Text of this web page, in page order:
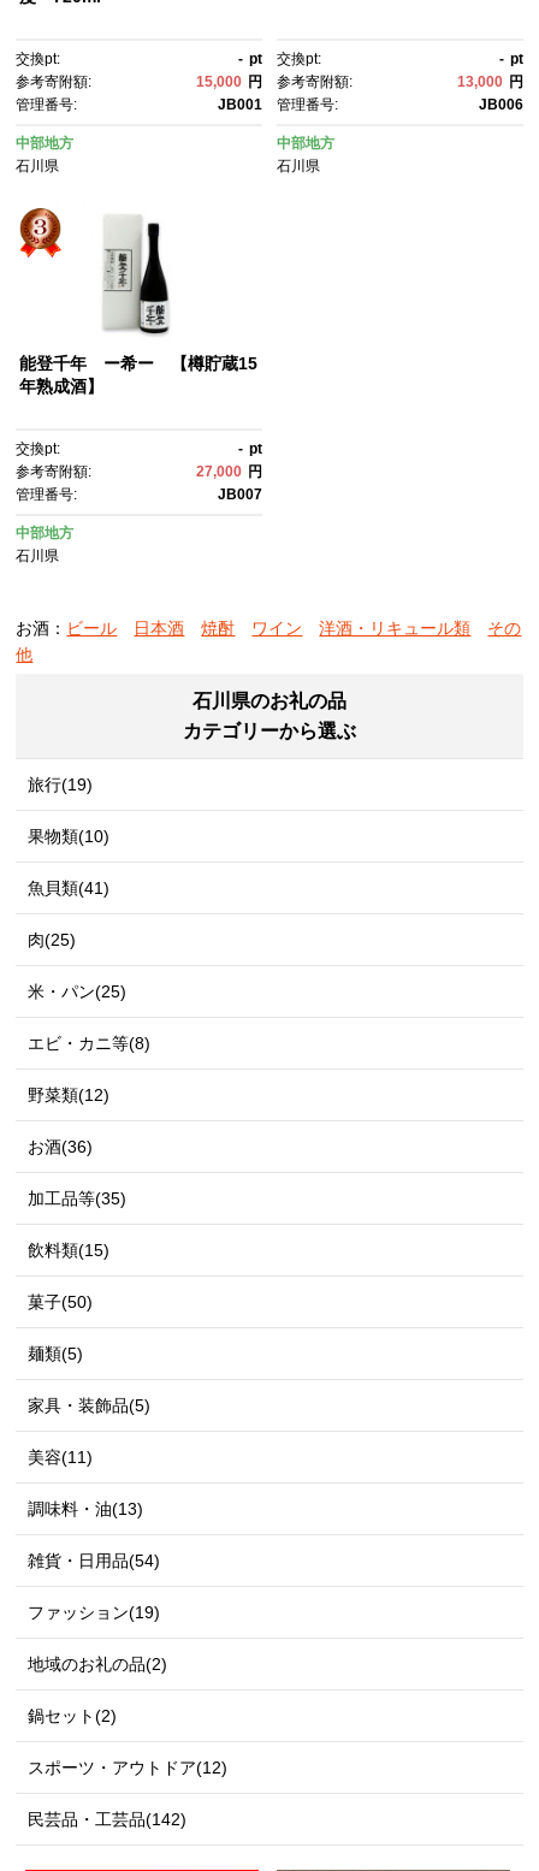
交換pt: - pt
参考寄附額:
15,000 円
管理番号:
JB001
中部地方
石川県
交換pt: - pt
参考寄附額:
13,000 円
管理番号:
JB006
中部地方
石川県
能登千年 ー希ー 【樽貯蔵15
年熟成酒】
交換pt: - pt
参考寄附額:
27,000 円
管理番号:
JB007
中部地方
石川県
お酒： ビール 日本酒 焼酎 ワイン 洋酒・リキュール類
その
他
石川県のお礼の品
カテゴリーから選ぶ
旅行(19)
果物類(10)
魚貝類(41)
肉(25)
米・パン(25)
エビ・カニ等(8)
野菜類(12)
お酒(36)
加工品等(35)
飲料類(15)
菓子(50)
麺類(5)
家具・装飾品(5)
美容(11)
調味料・油(13)
雑貨・日用品(54)
ファッション(19)
地域のお礼の品(2)
鍋セット(2)
スポーツ・アウトドア(12)
民芸品・工芸品(142)